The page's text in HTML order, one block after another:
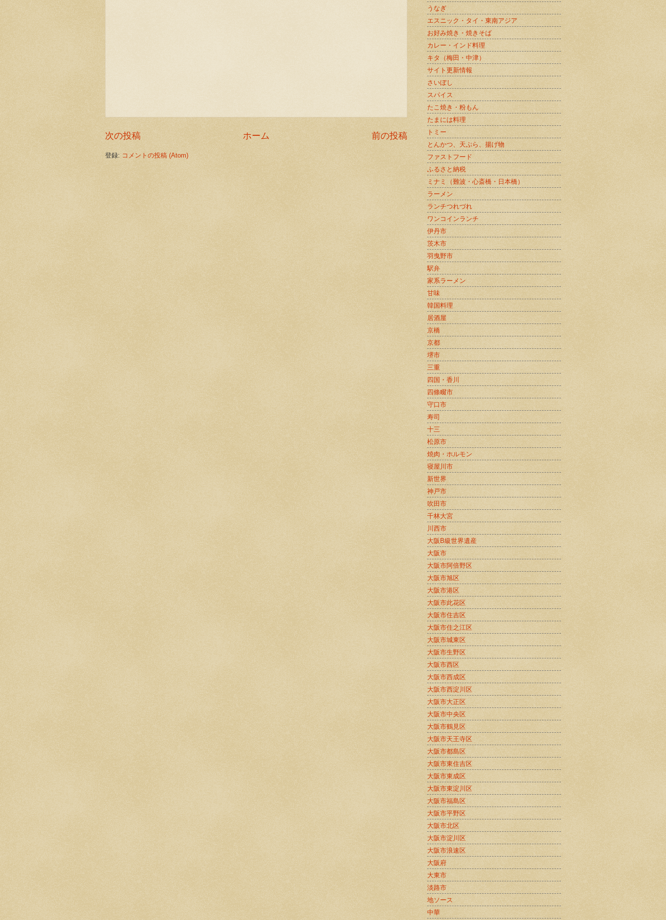
次の投稿 前の投稿
ホーム
登録: コメントの投稿 (Atom)
うなぎ
エスニック・タイ・東南アジア
お好み焼き・焼きそば
カレー・インド料理
キタ（梅田・中津）
サイト更新情報
さいぼし
スパイス
たこ焼き・粉もん
たまには料理
トミー
とんかつ、天ぷら、揚げ物
ファストフード
ふるさと納税
ミナミ（難波・心斎橋・日本橋）
ラーメン
ランチつれづれ
ワンコインランチ
伊丹市
茨木市
羽曳野市
駅弁
家系ラーメン
甘味
韓国料理
居酒屋
京橋
京都
堺市
三重
四国・香川
四條畷市
守口市
寿司
十三
松原市
焼肉・ホルモン
寝屋川市
新世界
神戸市
吹田市
千林大宮
川西市
大阪B級世界遺産
大阪市
大阪市阿倍野区
大阪市旭区
大阪市港区
大阪市此花区
大阪市住吉区
大阪市住之江区
大阪市城東区
大阪市生野区
大阪市西区
大阪市西成区
大阪市西淀川区
大阪市大正区
大阪市中央区
大阪市鶴見区
大阪市天王寺区
大阪市都島区
大阪市東住吉区
大阪市東成区
大阪市東淀川区
大阪市福島区
大阪市平野区
大阪市北区
大阪市淀川区
大阪市浪速区
大阪府
大東市
淡路市
地ソース
中華